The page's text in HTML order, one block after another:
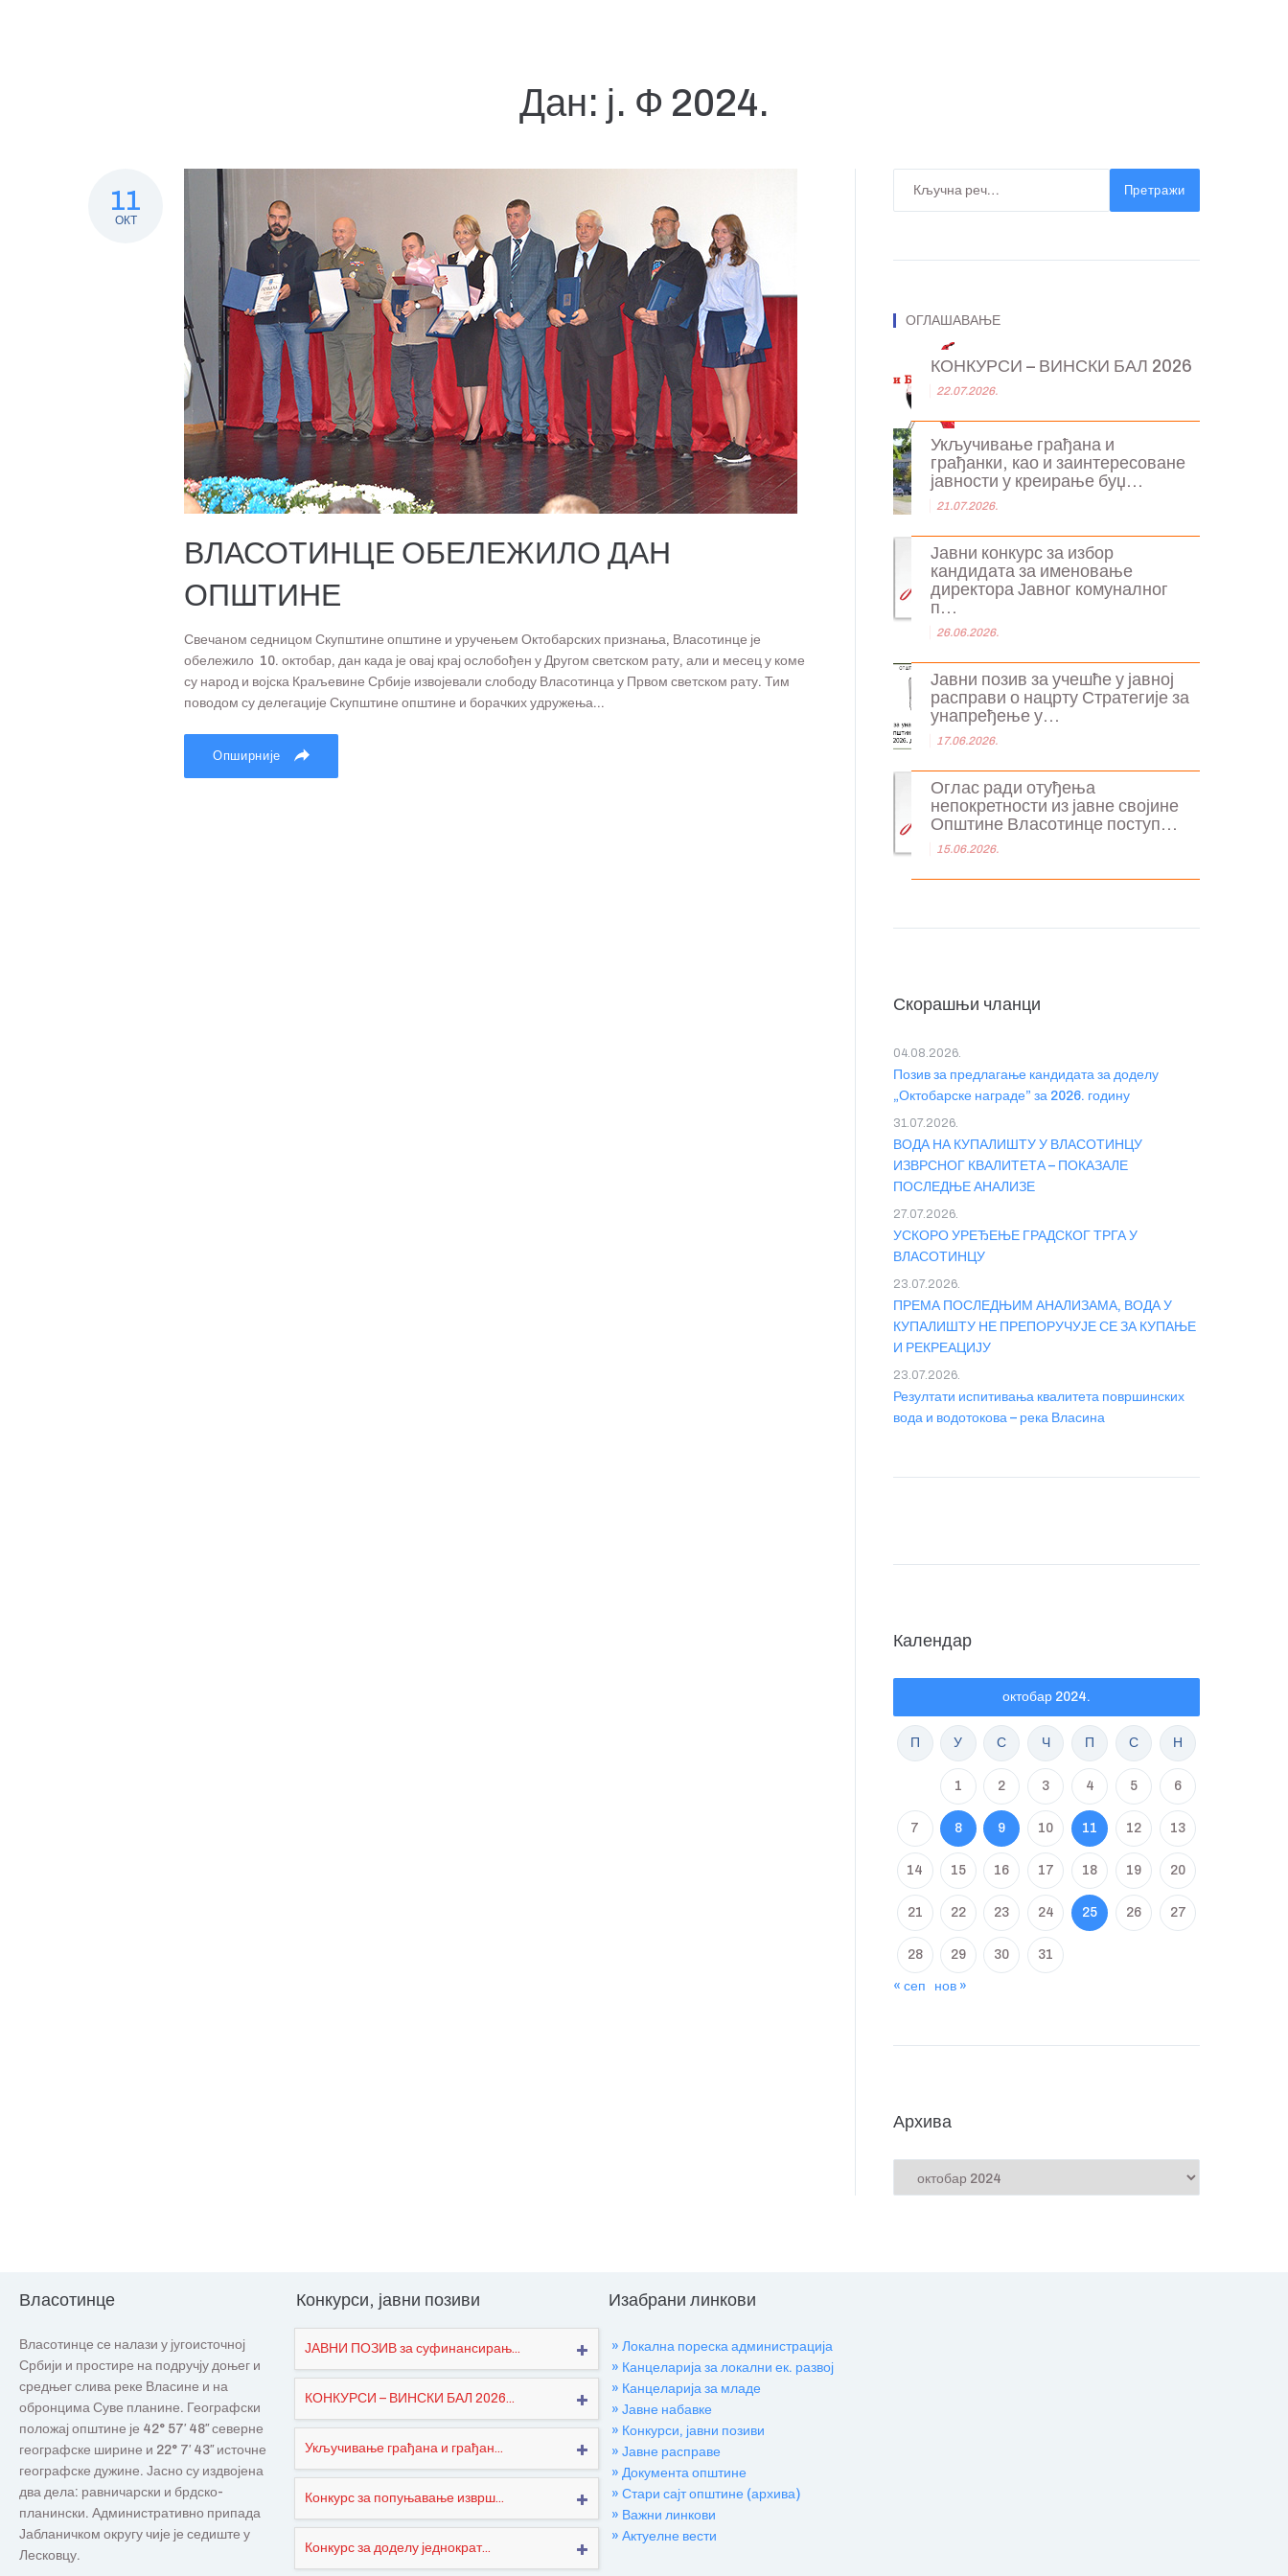
Дан: ј. Ф 2024.
11
ОКТ
ВЛАСОТИНЦЕ ОБЕЛЕЖИЛО ДАН
ОПШТИНЕ
Свечаном седницом Скупштине општине и уручењем Октобарских признања, Власотинце је
обележило 10. октобар, дан када је овај крај ослобођен у Другом светском рату, али и месец у коме
су народ и војска Краљевине Србије извојевали слободу Власотинца у Првом светском рату. Тим
поводом су делегације Скупштине општине и борачких удружења...
Опширније
Претражи
ОГЛАШАВАЊЕ
КОНКУРСИ – ВИНСКИ БАЛ 2026
22.07.2026.
Укључивање грађана и
грађанки, као и заинтересоване
јавности у креирање буџ...
21.07.2026.
Јавни конкурс за избор
кандидата за именовање
директора Јавног комуналног
п...
26.06.2026.
Јавни позив за учешће у јавној
расправи о нацрту Стратегије за
унапређење у...
17.06.2026.
Оглас ради отуђења
непокретности из јавне својине
Општине Власотинце поступ...
15.06.2026.
Скорашњи чланци
Позив за предлагање кандидата за доделу
„Октобарске награде” за 2026. годину
04.08.2026.
ВОДА НА КУПАЛИШТУ У ВЛАСОТИНЦУ
ИЗВРСНОГ КВАЛИТЕТА – ПОКАЗАЛЕ
ПОСЛЕДЊЕ АНАЛИЗЕ
31.07.2026.
УСКОРО УРЕЂЕЊЕ ГРАДСКОГ ТРГА У
ВЛАСОТИНЦУ
27.07.2026.
ПРЕМА ПОСЛЕДЊИМ АНАЛИЗАМА, ВОДА У
КУПАЛИШТУ НЕ ПРЕПОРУЧУЈЕ СЕ ЗА КУПАЊЕ
И РЕКРЕАЦИЈУ
23.07.2026.
Резултати испитивања квалитета површинских
вода и водотокова – река Власина
23.07.2026.
Календар
октобар 2024.
П У С Ч П С Н
1 2 3 4 5 6
7 8 9 10 11 12 13
14 15 16 17 18 19 20
21 22 23 24 25 26 27
28 29 30 31
« сеп нов »
Архива
Власотинце
Власотинце се налази у југоисточној
Србији и простире на подручју доњег и
средњег слива реке Власине и на
обронцима Суве планине. Географски
положај општине је 42° 57′ 48″ северне
географске ширине и 22° 7′ 43″ источне
географске дужине. Јасно су издвојена
два дела: равничарски и брдско-
планински. Административно припада
Јабланичком округу чије је седиште у
Лесковцу.
Конкурси, јавни позиви
ЈАВНИ ПОЗИВ за суфинансирањ...
КОНКУРСИ – ВИНСКИ БАЛ 2026...
Укључивање грађана и грађан...
Конкурс за попуњавање изврш...
Конкурс за доделу једнократ...
Изабрани линкови
» Локална пореска администрација
» Канцеларија за локални ек. развој
» Канцеларија за младе
» Јавне набавке
» Конкурси, јавни позиви
» Јавне расправе
» Документа општине
» Стари сајт општине (архива)
» Важни линкови
» Актуелне вести